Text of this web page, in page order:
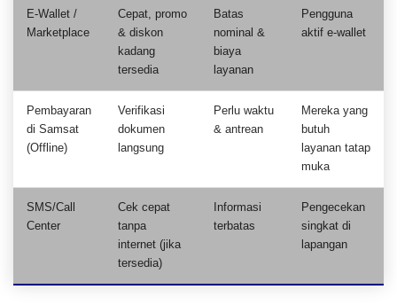
E-Wallet /
Marketplace
Cepat, promo
& diskon
kadang
tersedia
Batas
nominal &
biaya
layanan
Pengguna
aktif e-wallet
Pembayaran
di Samsat
(Offline)
Verifikasi
dokumen
langsung
Perlu waktu
& antrean
Mereka yang
butuh
layanan tatap
muka
SMS/Call
Center
Cek cepat
tanpa
internet (jika
tersedia)
Informasi
terbatas
Pengecekan
singkat di
lapangan